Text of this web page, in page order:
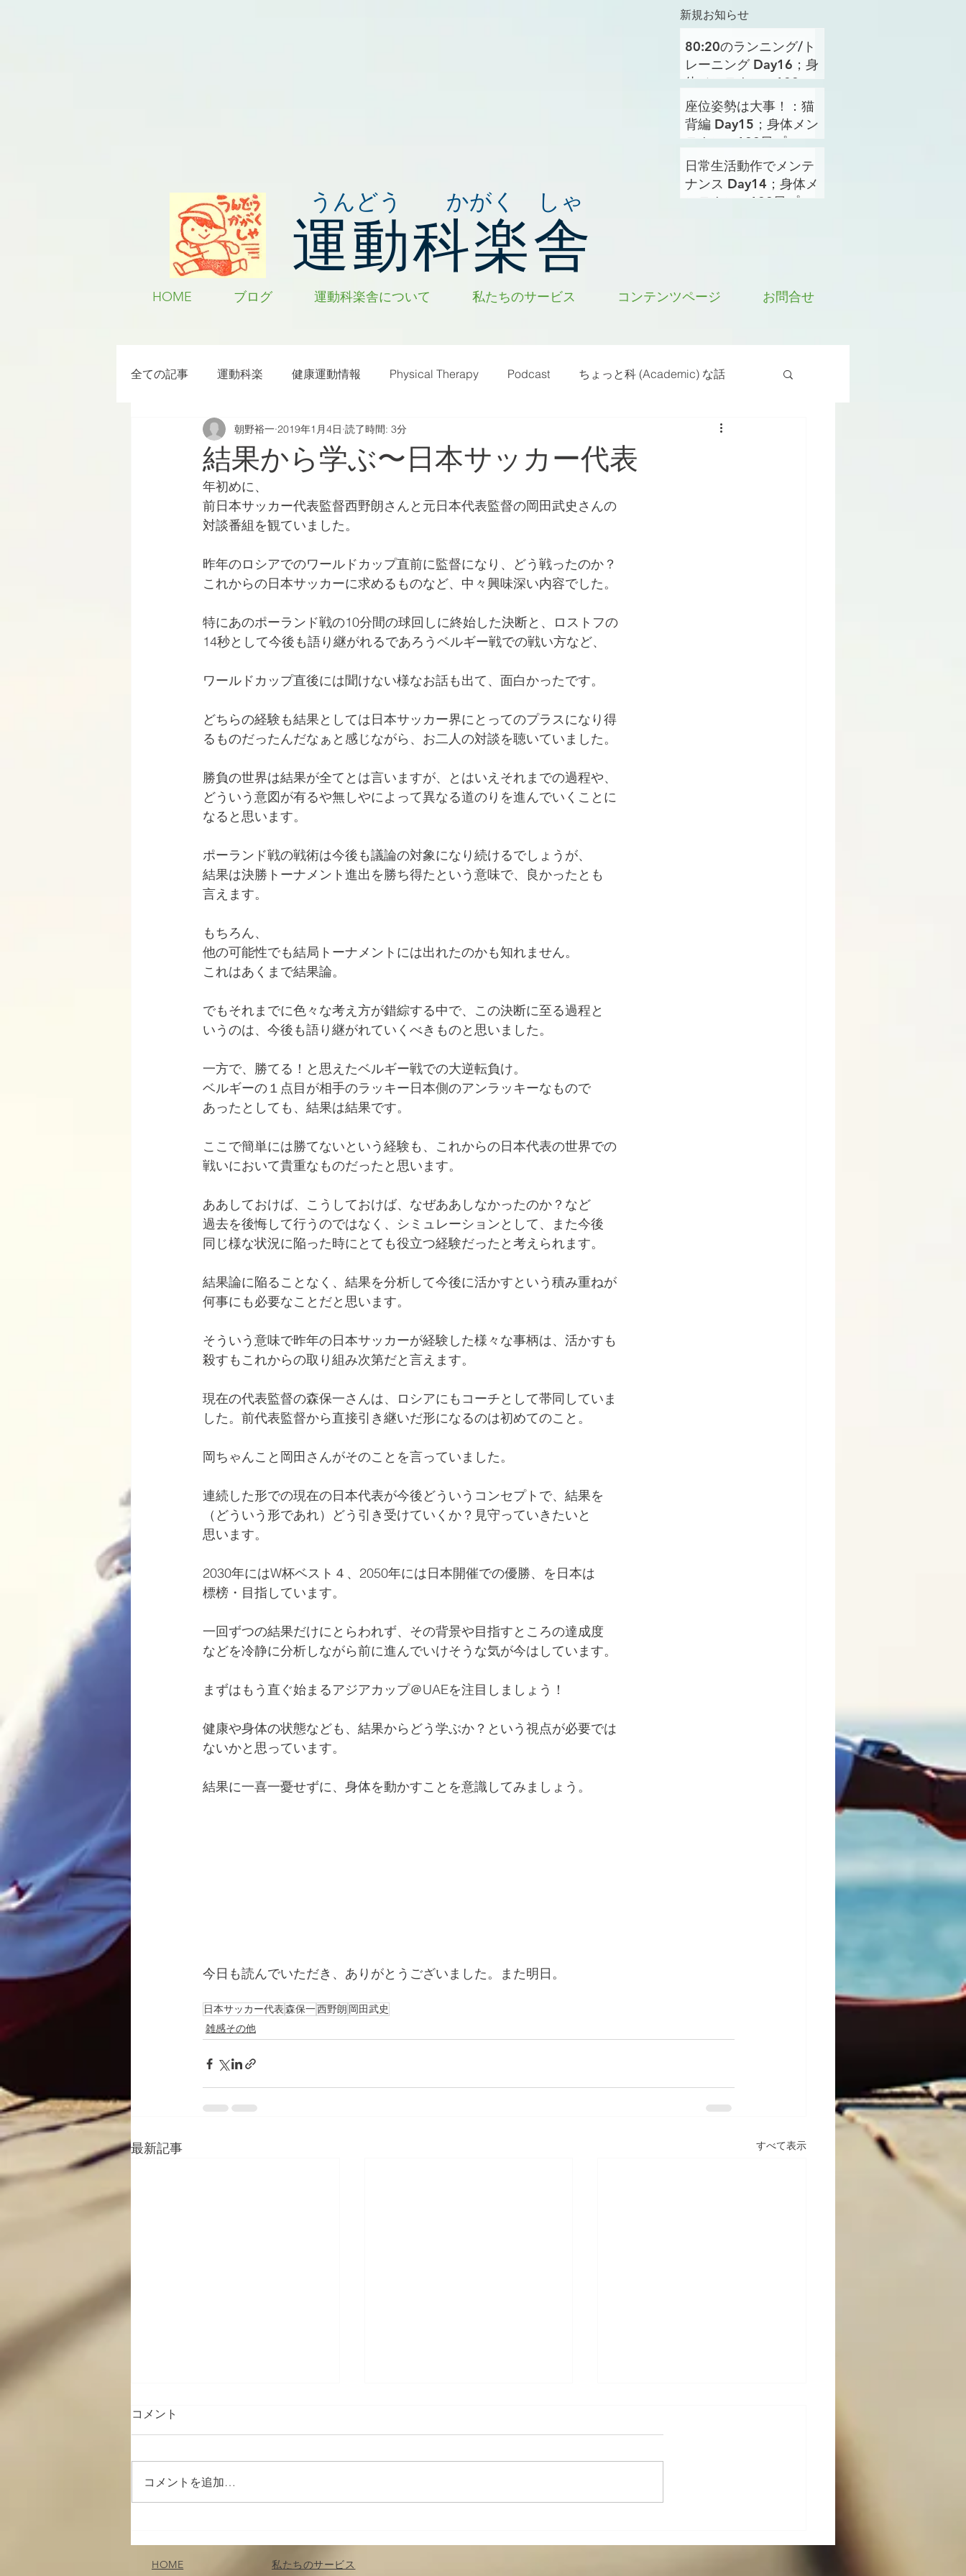
新規お知らせ
うんどう かがく しゃ
運動科楽舎
80:20のランニング/ト
レーニング Day16；身
体メンテナンス100日
プロジェクト
座位姿勢は大事！：猫
背編 Day15；身体メン
テナンス100日プロジ
ェクト
日常生活動作でメンテ
ナンス Day14；身体メ
ンテナンス100日プロ
HOME ブログ 運動科楽舎について 私たちのサービス コンテンツページ お問合せ
全ての記事 運動科楽 健康運動情報 Physical Therapy Podcast ちょっと科 (Academic) な話
ちょっと楽 (Entertainment) な話 雑感その他
RWC2019 ラグビー
結果から学ぶ〜日本サッカー代表
朝野裕一 2019年1月4日 読了時間: 3分
年初めに、
前日本サッカー代表監督西野朗さんと元日本代表監督の岡田武史さんの
対談番組を観ていました。
昨年のロシアでのワールドカップ直前に監督になり、どう戦ったのか？
これからの日本サッカーに求めるものなど、中々興味深い内容でした。
特にあのポーランド戦の10分間の球回しに終始した決断と、ロストフの
14秒として今後も語り継がれるであろうベルギー戦での戦い方など、
ワールドカップ直後には聞けない様なお話も出て、面白かったです。
どちらの経験も結果としては日本サッカー界にとってのプラスになり得
るものだったんだなぁと感じながら、お二人の対談を聴いていました。
勝負の世界は結果が全てとは言いますが、とはいえそれまでの過程や、
どういう意図が有るや無しやによって異なる道のりを進んでいくことに
なると思います。
ポーランド戦の戦術は今後も議論の対象になり続けるでしょうが、
結果は決勝トーナメント進出を勝ち得たという意味で、良かったとも
言えます。
もちろん、
他の可能性でも結局トーナメントには出れたのかも知れません。
これはあくまで結果論。
でもそれまでに色々な考え方が錯綜する中で、この決断に至る過程と
いうのは、今後も語り継がれていくべきものと思いました。
一方で、勝てる！と思えたベルギー戦での大逆転負け。
ベルギーの１点目が相手のラッキー日本側のアンラッキーなもので
あったとしても、結果は結果です。
ここで簡単には勝てないという経験も、これからの日本代表の世界での
戦いにおいて貴重なものだったと思います。
ああしておけば、こうしておけば、なぜああしなかったのか？など
過去を後悔して行うのではなく、シミュレーションとして、また今後
同じ様な状況に陥った時にとても役立つ経験だったと考えられます。
結果論に陥ることなく、結果を分析して今後に活かすという積み重ねが
何事にも必要なことだと思います。
そういう意味で昨年の日本サッカーが経験した様々な事柄は、活かすも
殺すもこれからの取り組み次第だと言えます。
現在の代表監督の森保一さんは、ロシアにもコーチとして帯同していま
した。前代表監督から直接引き継いだ形になるのは初めてのこと。
岡ちゃんこと岡田さんがそのことを言っていました。
連続した形での現在の日本代表が今後どういうコンセプトで、結果を
（どういう形であれ）どう引き受けていくか？見守っていきたいと
思います。
2030年にはW杯ベスト４、2050年には日本開催での優勝、を日本は
標榜・目指しています。
一回ずつの結果だけにとらわれず、その背景や目指すところの達成度
などを冷静に分析しながら前に進んでいけそうな気が今はしています。
まずはもう直ぐ始まるアジアカップ＠UAEを注目しましょう！
健康や身体の状態なども、結果からどう学ぶか？という視点が必要では
ないかと思っています。
結果に一喜一憂せずに、身体を動かすことを意識してみましょう。
今日も読んでいただき、ありがとうございました。また明日。
日本サッカー代表森保一西野朗 岡田武史
雑感その他
最新記事 すべて表示
どころ
ブログ修復しました！ お詫び；ブログに関して
コメント
コメントを追加…
HOME 私たちのサービス